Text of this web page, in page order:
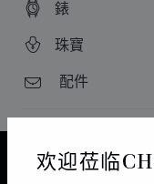
欢迎莅临
錶
珠寶
配件
主页 查找精品店